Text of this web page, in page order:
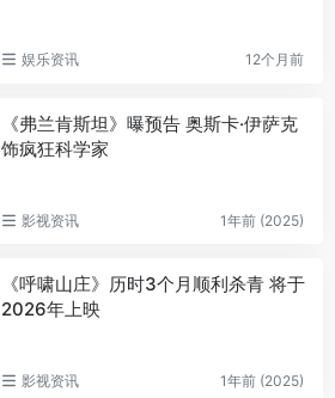
娱乐资讯 12个月前
《弗兰肯斯坦》曝预告 奥斯卡·伊萨克
饰疯狂科学家
影视资讯 1年前 (2025)
《呼啸山庄》历时3个月顺利杀青 将于
2026年上映
影视资讯 1年前 (2025)